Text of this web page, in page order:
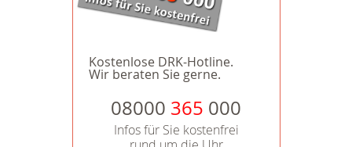
Kostenlose DRK-Hotline.
Wir beraten Sie gerne.
08000 365 000
Infos für Sie kostenfrei